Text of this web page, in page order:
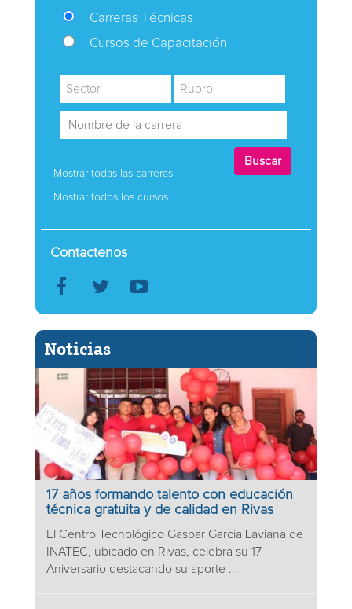
Carreras Técnicas
Cursos de Capacitación
Mostrar todas las carreras
Mostrar todos los cursos
Contactenos
Noticias
17 años formando talento con educación
técnica gratuita y de calidad en Rivas
El Centro Tecnológico Gaspar García Laviana de
INATEC, ubicado en Rivas, celebra su 17
Aniversario destacando su aporte ...